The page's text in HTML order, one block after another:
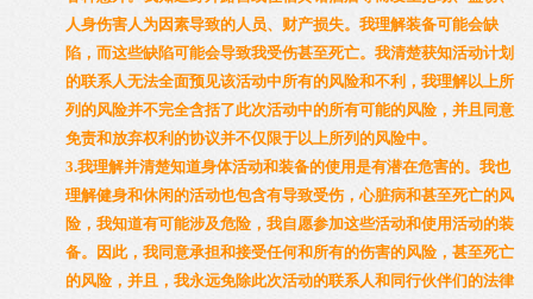
人身伤害人为因素导致的人员、财产损失。我理解装备可能会缺
陷，而这些缺陷可能会导致我受伤甚至死亡。我清楚获知活动计划
的联系人无法全面预见该活动中所有的风险和不利，我理解以上所
列的风险并不完全含括了此次活动中的所有可能的风险，并且同意
免责和放弃权利的协议并不仅限于以上所列的风险中。
3.我理解并清楚知道身体活动和装备的使用是有潜在危害的。我也
理解健身和休闲的活动也包含有导致受伤，心脏病和甚至死亡的风
险，我知道有可能涉及危险，我自愿参加这些活动和使用活动的装
备。因此，我同意承担和接受任何和所有的伤害的风险，甚至死亡
的风险，并且，我永远免除此次活动的联系人和同行伙伴们的法律